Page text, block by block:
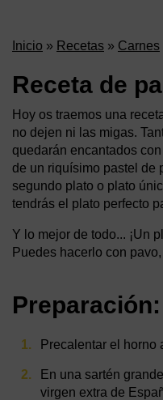
Inicio » Recetas » Carnes
Receta de
Hoy os traemos una
no dejen ni las migas.
quedarán encantados
de un riquísimo pastel de
segundo plato o plato
tendrás el plato perfecto
Y lo mejor de todo... ¡Un
Puedes hacerlo con
Preparación:
Precalentar el horno
En una sartén
virgen extra de